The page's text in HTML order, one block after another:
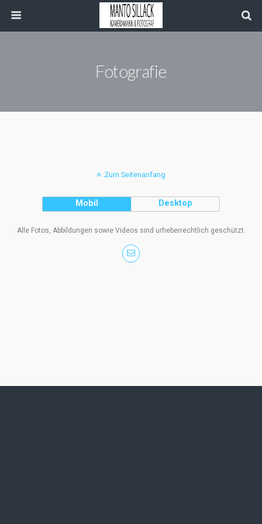
Fotografie
Zum Seitenanfang
Mobil Desktop
Alle Fotos, Abbildungen sowie Videos sind urheberrechtlich geschützt.